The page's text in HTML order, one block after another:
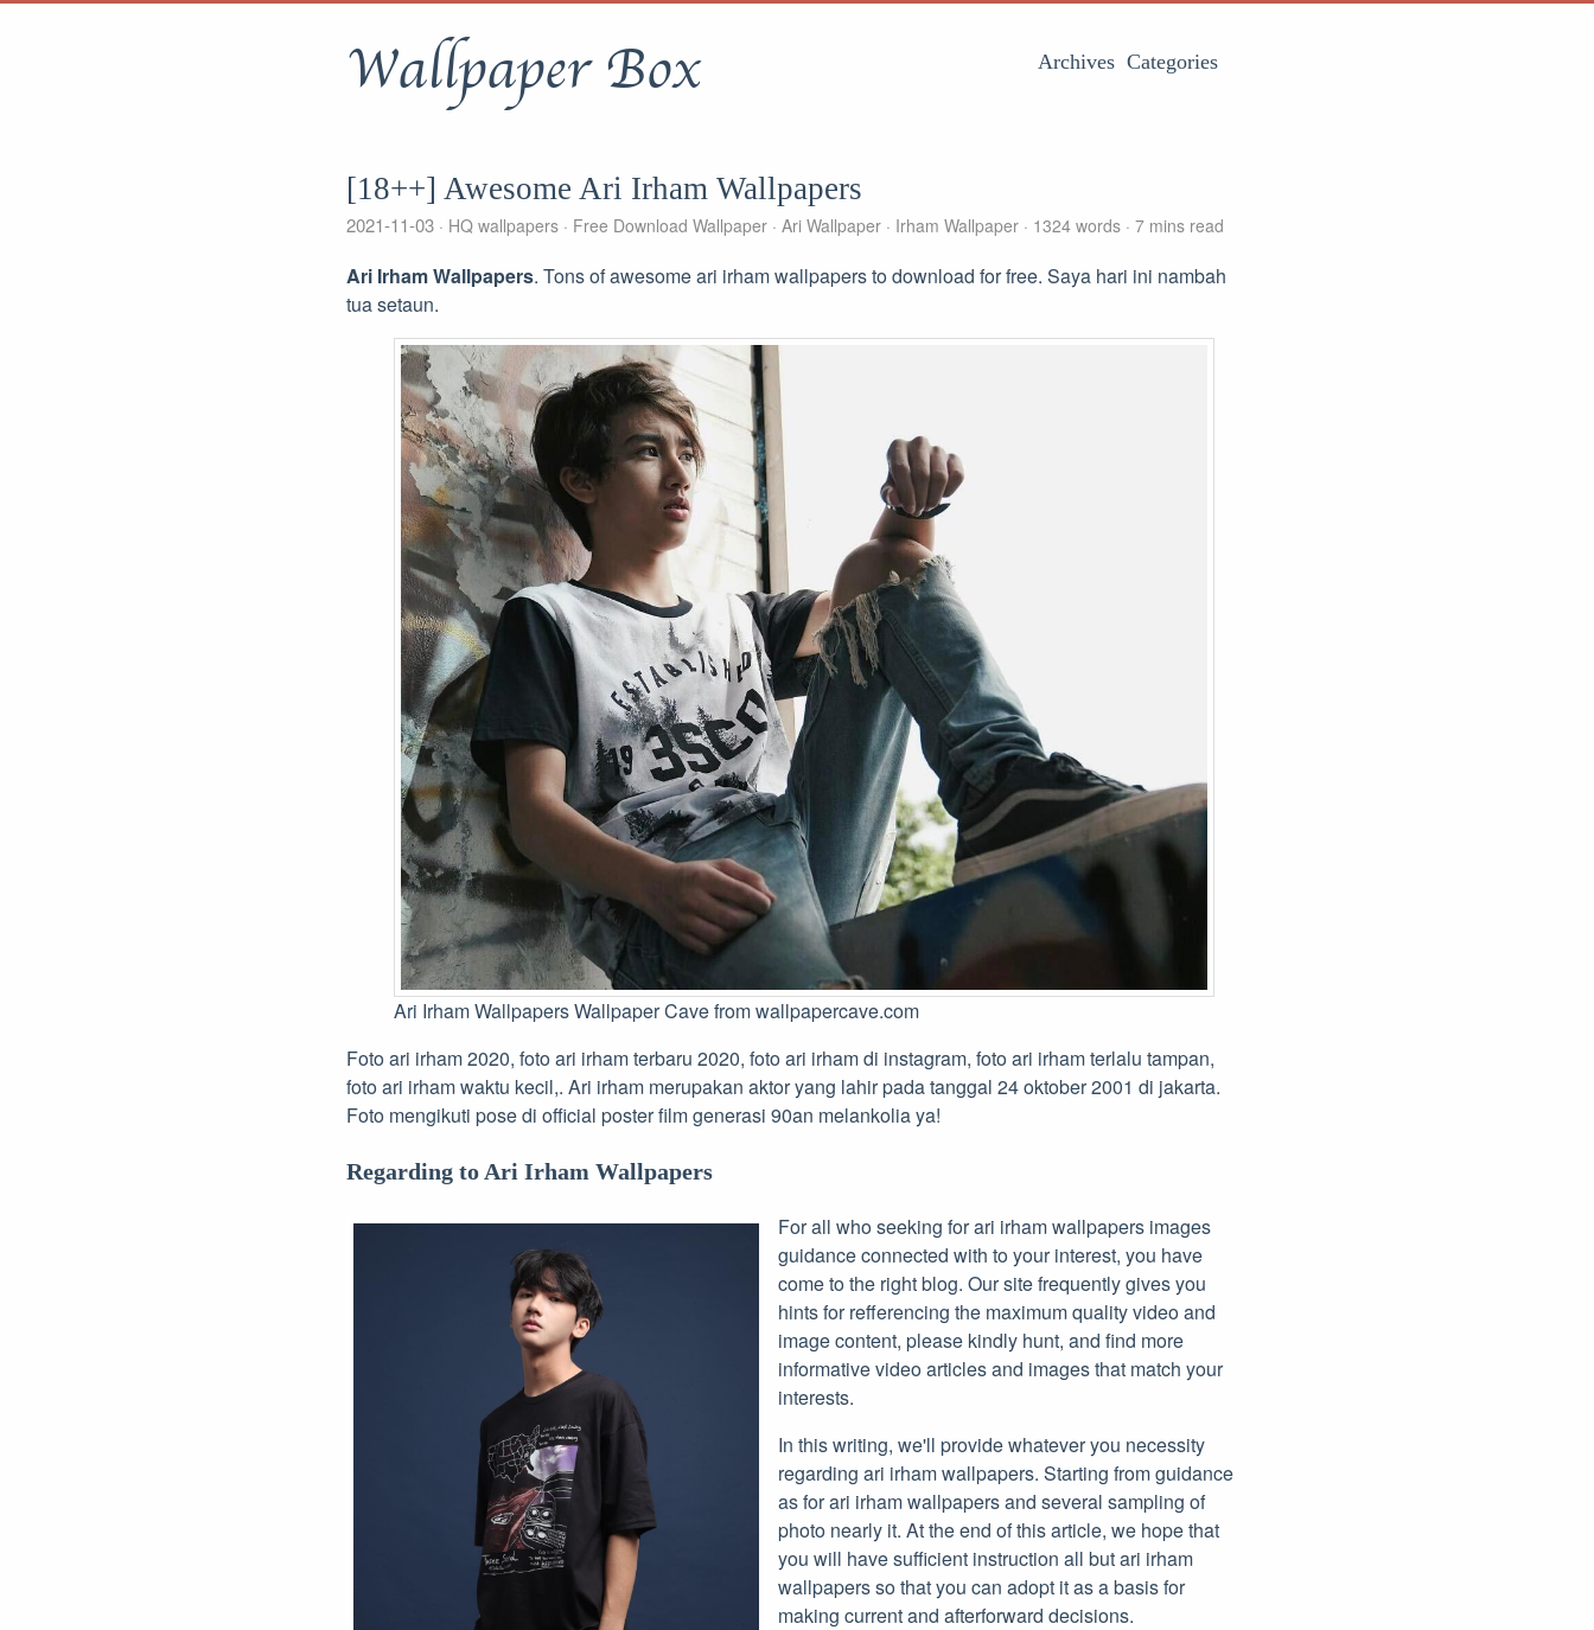
Wallpaper Box Archives Categories
[18++] Awesome Ari Irham Wallpapers
2021-11-03 HQ wallpapers Free Download Wallpaper Ari Wallpaper Irham Wallpaper 1324 words 7 mins read
Ari Irham Wallpapers. Tons of awesome ari irham wallpapers to download for free. Saya hari ini nambah
tua setaun.
Ari Irham Wallpapers Wallpaper Cave from wallpapercave.com
Foto ari irham 2020, foto ari irham terbaru 2020, foto ari irham di instagram, foto ari irham terlalu tampan,
foto ari irham waktu kecil,. Ari irham merupakan aktor yang lahir pada tanggal 24 oktober 2001 di jakarta.
Foto mengikuti pose di official poster film generasi 90an melankolia ya!
Regarding to Ari Irham Wallpapers
For all who seeking for ari irham wallpapers images
guidance connected with to your interest, you have
come to the right blog. Our site frequently gives you
hints for refferencing the maximum quality video and
image content, please kindly hunt, and find more
informative video articles and images that match your
interests.
In this writing, we'll provide whatever you necessity
regarding ari irham wallpapers. Starting from guidance
as for ari irham wallpapers and several sampling of
photo nearly it. At the end of this article, we hope that
you will have sufficient instruction all but ari irham
wallpapers so that you can adopt it as a basis for
making current and afterforward decisions.